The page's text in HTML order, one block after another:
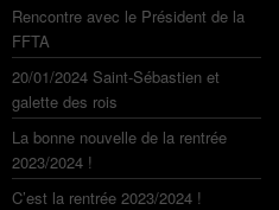
Rencontre avec le Président de la
FFTA
20/01/2024 Saint-Sébastien et
galette des rois
La bonne nouvelle de la rentrée
2023/2024 !
C’est la rentrée 2023/2024 !